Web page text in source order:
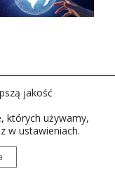
w likwidacj.
jakość
których używamy,
w ustawieniach.